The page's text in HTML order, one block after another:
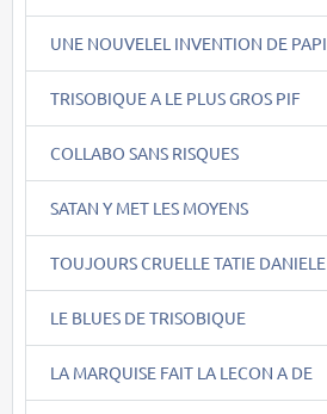
UNE NOUVELEL INVENTION DE PAPI
TRISOBIQUE A LE PLUS GROS PIF
COLLABO SANS RISQUES
SATAN Y MET LES MOYENS
TOUJOURS CRUELLE TATIE DANIELE
LE BLUES DE TRISOBIQUE
LA MARQUISE FAIT LA LECON A DE